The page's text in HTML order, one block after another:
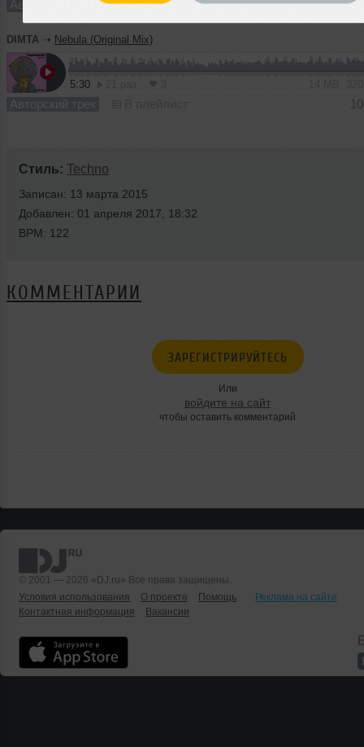
Авторский трек В плейлист
DIMTA ➝ Nebula (Original Mix)
5:30
Авторский трек
Стиль: Techno
Записан: 13 марта 2015
Добавлен: 01 апреля 2017, 18:32
BPM: 122
КОММЕНТАРИИ
ЗАРЕГИСТРИРУЙТЕСЬ
Или
войдите на сайт
чтобы оставить комментарий
© 2001 — 2026 «DJ.ru» Все права защищены.
Условия использования
О проекте Помощь
Реклама на сайте
Контактная информация
Вакансии